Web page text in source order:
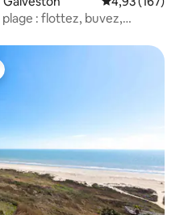
plage : flottez, buvez,
plus appréciés